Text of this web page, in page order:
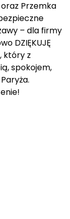
Przemka
– dla firmy
DZIĘKUJĘ
który z
spokojem,